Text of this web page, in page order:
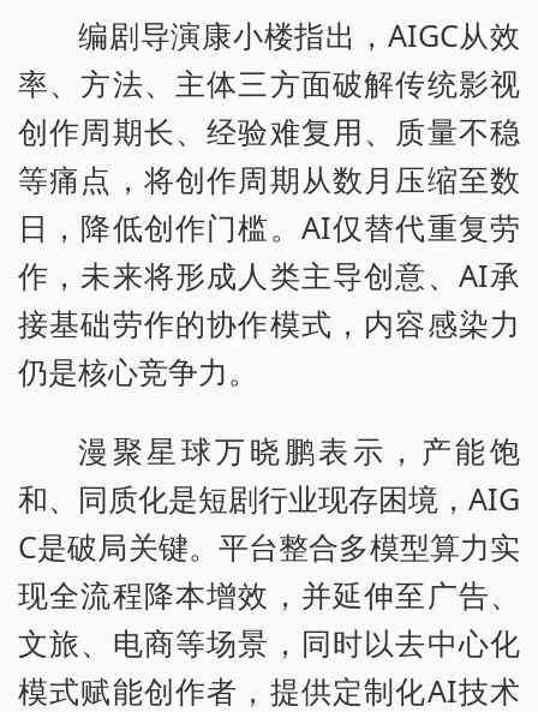
编剧导演康小楼指出，AIGC从效
率、方法、主体三方面破解传统影视
创作周期长、经验难复用、质量不稳
等痛点，将创作周期从数月压缩至数
日，降低创作门槛。AI仅替代重复劳
作，未来将形成人类主导创意、AI承
接基础劳作的协作模式，内容感染力
仍是核心竞争力。
漫聚星球万晓鹏表示，产能饱
和、同质化是短剧行业现存困境，AIG
C是破局关键。平台整合多模型算力实
现全流程降本增效，并延伸至广告、
文旅、电商等场景，同时以去中心化
模式赋能创作者，提供定制化AI技术